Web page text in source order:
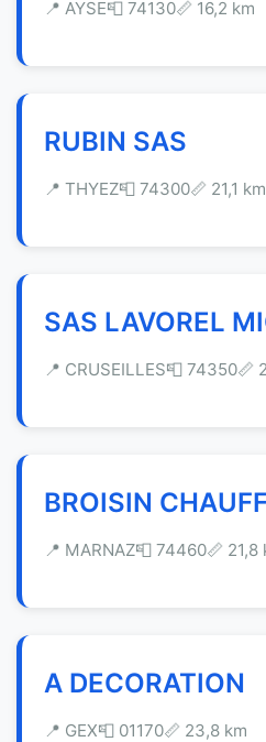
📍 AYSE📮 74130📏 16,2 km
RUBIN SAS
📍 THYEZ📮 74300📏 21,1 km
SAS LAVOREL
📍 CRUSEILLES📮 74350📏
BROISIN
📍 MARNAZ📮 74460📏 21,8
A DECORATION
📍 GEX📮 01170📏 23,8 km